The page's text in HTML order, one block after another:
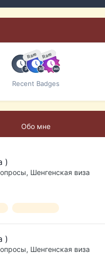
Rare Rare
Recent Badges
Обо мне
)
Шенгенская виза
)
Шенгенская виза